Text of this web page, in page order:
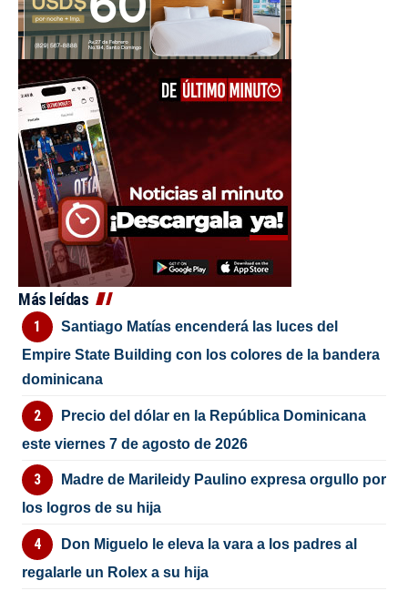
Más leídas
Santiago Matías encenderá las luces del
Empire State Building con los colores de la bandera
dominicana
Precio del dólar en la República Dominicana
este viernes 7 de agosto de 2026
Madre de Marileidy Paulino expresa orgullo por
los logros de su hija
Don Miguelo le eleva la vara a los padres al
regalarle un Rolex a su hija